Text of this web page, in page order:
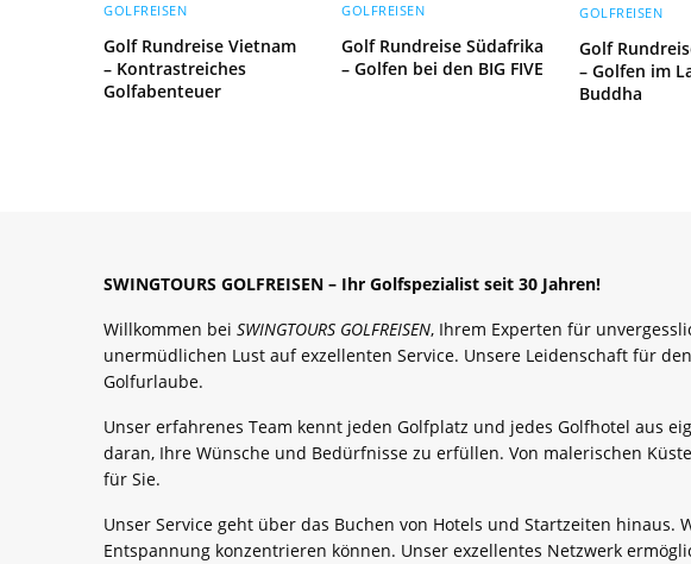
GOLFREISEN
Golf Rundreise Vietnam
– Kontrastreiches
Golfabenteuer
GOLFREISEN
Golf Rundreise Südafrika
– Golfen bei den BIG FIVE
GOLFREISEN
Golf
– Golfen im
Buddha
SWINGTOURS GOLFREISEN – Ihr Golfspezialist seit 30 Jahren!
Willkommen beiSWINGTOURS GOLFREISEN, Ihrem Experten für
unermüdlichen Lust auf exzellenten Service. Unsere Leidenschaft für
Golfurlaube.
Unser erfahrenes Team kennt jeden Golfplatz und jedes Golfhotel aus
daran, Ihre Wünsche und Bedürfnisse zu erfüllen. Von malerischen
für Sie.
Unser Service geht über das Buchen von Hotels und Startzeiten
Entspannung konzentrieren können. Unser exzellentes Netzwerk